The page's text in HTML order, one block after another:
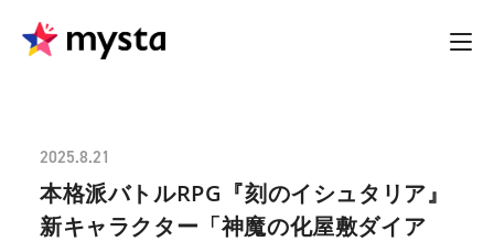
2025.8.21
本格派バトルRPG『刻のイシュタリア』
新キャラクター「神魔の化屋敷ダイア